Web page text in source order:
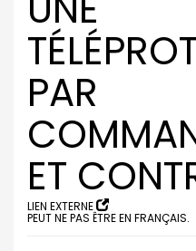
PAR
ET
LIEN EXTERNE
PEUT NE PAS ÊTRE EN FRANÇAIS.